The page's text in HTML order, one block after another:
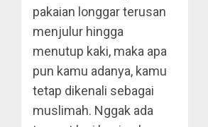
pakaian longgar terusan
menjulur hingga
menutup kaki, maka apa
pun kamu adanya, kamu
tetap dikenali sebagai
muslimah. Nggak ada